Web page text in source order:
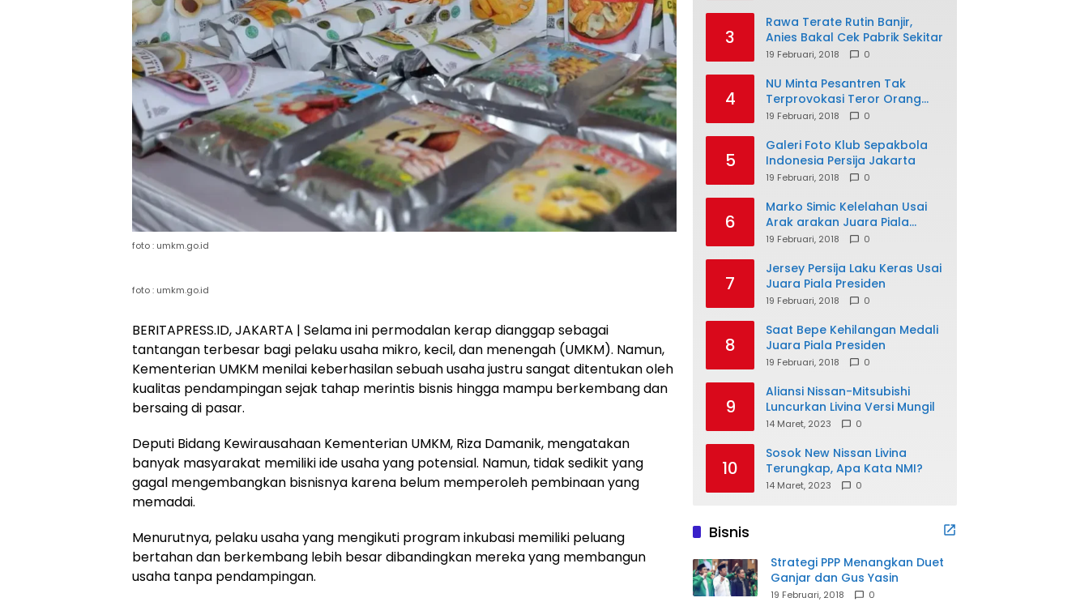
foto : umkm.go.id
foto : umkm.go.id
BERITAPRESS.ID, JAKARTA | Selama ini permodalan kerap dianggap sebagai
tantangan terbesar bagi pelaku usaha mikro, kecil, dan menengah (UMKM). Namun,
Kementerian UMKM menilai keberhasilan sebuah usaha justru sangat ditentukan oleh
kualitas pendampingan sejak tahap merintis bisnis hingga mampu berkembang dan
bersaing di pasar.
Deputi Bidang Kewirausahaan Kementerian UMKM, Riza Damanik, mengatakan
banyak masyarakat memiliki ide usaha yang potensial. Namun, tidak sedikit yang
gagal mengembangkan bisnisnya karena belum memperoleh pembinaan yang
memadai.
Menurutnya, pelaku usaha yang mengikuti program inkubasi memiliki peluang
bertahan dan berkembang lebih besar dibandingkan mereka yang membangun
usaha tanpa pendampingan.
3
Rawa Terate Rutin Banjir,
Anies Bakal Cek Pabrik Sekitar
19 Februari, 2018 0
4
NU Minta Pesantren Tak
Terprovokasi Teror Orang
Gila
19 Februari, 2018 0
5
Galeri Foto Klub Sepakbola
Indonesia Persija Jakarta
19 Februari, 2018 0
6
Marko Simic Kelelahan Usai
Arak arakan Juara Piala
Presiden
19 Februari, 2018 0
7
Jersey Persija Laku Keras Usai
Juara Piala Presiden
19 Februari, 2018 0
8
Saat Bepe Kehilangan Medali
Juara Piala Presiden
19 Februari, 2018 0
9
Aliansi Nissan-Mitsubishi
Luncurkan Livina Versi Mungil
14 Maret, 2023 0
10
Sosok New Nissan Livina
Terungkap, Apa Kata NMI?
14 Maret, 2023 0
Bisnis
Strategi PPP Menangkan Duet
Ganjar dan Gus Yasin
19 Februari, 2018 0